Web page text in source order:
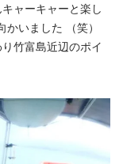
ャーキャーと楽し
いました （笑）
竹富島近辺のポイ